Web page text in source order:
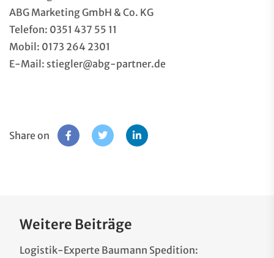
ABG Marketing GmbH & Co. KG
Telefon: 0351 437 55 11
Mobil: 0173 264 2301
E-Mail: stiegler@abg-partner.de
Share on
Weitere Beiträge
Logistik-Experte Baumann Spedition: